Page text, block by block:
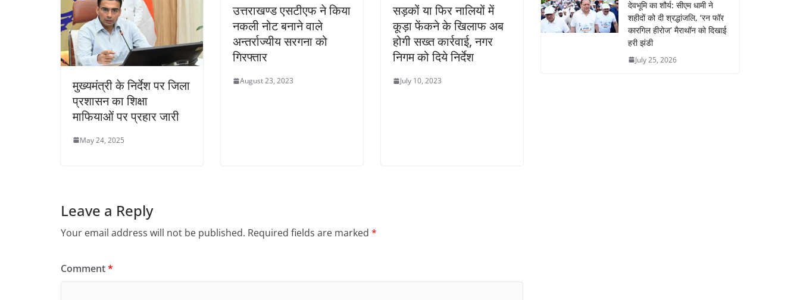
मुख्यमंत्री के निर्देश पर जिला
प्रशासन का शिक्षा
माफियाओं पर प्रहार जारी
May 24, 2025
उत्तराखण्ड एसटीएफ ने किया
नकली नोट बनाने वाले
अन्तर्राज्यीय सरगना को
गिरफ्तार
August 23, 2023
सड़कों या फिर नालियों में
कूड़ा फेंकने के खिलाफ अब
होगी सख्त कार्रवाई, नगर
निगम को दिये निर्देश
July 10, 2023
Leave a Reply
Your email address will not be published. Required fields are marked *
Comment*
देवभूमि का शौर्य: सीएम धामी ने
शहीदों को दी श्रद्धांजलि, ‘रन फॉर
कारगिल हीरोज’ मैराथॉन को दिखाई
हरी झंडी
July 25, 2026